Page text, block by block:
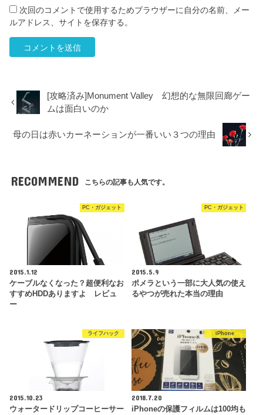
次回のコメントで使用するためブラウザーに自分の名前、メー
ルアドレス、サイトを保存する。
[攻略済み]Monument Valley 幻想的な無限回廊ゲー
ムは面白いのか
母の日は赤いカーネーションが一番いい３つの理由
RECOMMEND こちらの記事も人気です。
PC・ガジェット
2015.1.12
ケーブルなくなった？超便利なお
すすめHDDありますよ レビュ
ー
PC・ガジェット
2015.5.9
ポメラという一部に大人気の使え
るやつが売れた本当の理由
ライフハック
2015.10.23
ウォータードリップコーヒーサー
iPhone
2018.7.20
iPhoneの保護フィルムは100均も